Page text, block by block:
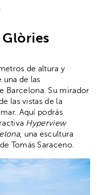
de altura y
una de las
Barcelona. Su mirador
las vistas de la
Aquí podrás
Hyperview
, una escultura
Tomás Saraceno.